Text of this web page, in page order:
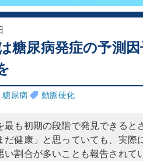
ローム／サルコペニア／フレイル
糖尿病発症の予測
糖尿病 動脈硬化
も初期の段階で発見できると
だ健康」と思っていても、実際
い割合が多いことも報告されて